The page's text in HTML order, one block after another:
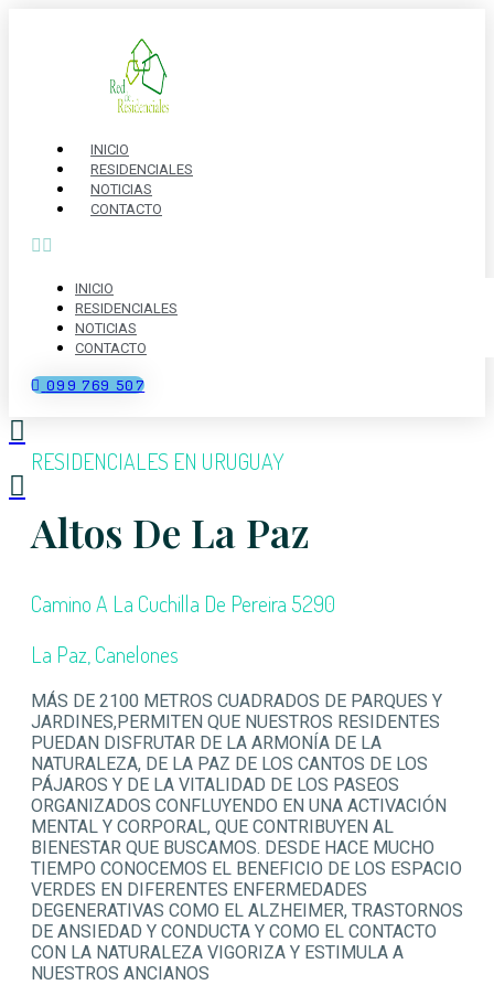
INICIO
RESIDENCIALES
NOTICIAS
CONTACTO
INICIO
RESIDENCIALES
NOTICIAS
CONTACTO
099 769 507
RESIDENCIALES EN URUGUAY
Altos De La Paz
Camino A La Cuchilla De Pereira 5290
La Paz, Canelones
MÁS DE 2100 METROS CUADRADOS DE PARQUES Y
JARDINES,PERMITEN QUE NUESTROS RESIDENTES
PUEDAN DISFRUTAR DE LA ARMONÍA DE LA
NATURALEZA, DE LA PAZ DE LOS CANTOS DE LOS
PÁJAROS Y DE LA VITALIDAD DE LOS PASEOS
ORGANIZADOS CONFLUYENDO EN UNA ACTIVACIÓN
MENTAL Y CORPORAL, QUE CONTRIBUYEN AL
BIENESTAR QUE BUSCAMOS. DESDE HACE MUCHO
TIEMPO CONOCEMOS EL BENEFICIO DE LOS ESPACIO
VERDES EN DIFERENTES ENFERMEDADES
DEGENERATIVAS COMO EL ALZHEIMER, TRASTORNOS
DE ANSIEDAD Y CONDUCTA Y COMO EL CONTACTO
CON LA NATURALEZA VIGORIZA Y ESTIMULA A
NUESTROS ANCIANOS